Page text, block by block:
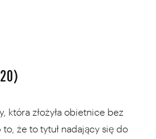
która złożyła obietnice bez
że to tytuł nadający się do